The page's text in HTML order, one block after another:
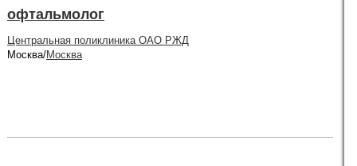
офтальмолог
Центральная поликлиника ОАО РЖД
Москва/Москва